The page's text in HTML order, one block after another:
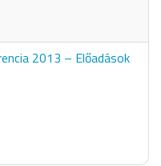
2013 – Előadások